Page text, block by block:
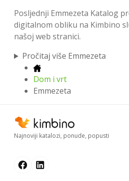
Posljednji Emmezeta Katalog
digitalnom obliku na Kimbino
našoj web stranici.
Pročitaj više Emmezeta
Dom i vrt
Emmezeta
Najnoviji katalozi, ponude, popusti